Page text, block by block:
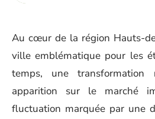
Au cœur de la région Hauts-
ville emblématique pour les
temps, une
apparition sur le marché
fluctuation marquée par une